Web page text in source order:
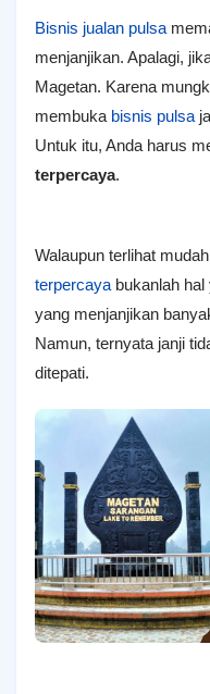
Bisnis jualan pulsa
menjanjikan. Apalagi,
Magetan. Karena
membuka bisnis pulsa
Untuk itu, Anda harus
terpercaya.
Walaupun terlihat
terpercaya bukanlah
yang menjanjikan
Namun, ternyata janji
ditepati.